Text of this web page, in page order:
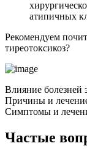
атипичных
Рекомендуем
тиреотоксикоз?
Влияние болезней
Причины и
Симптомы и
Частые